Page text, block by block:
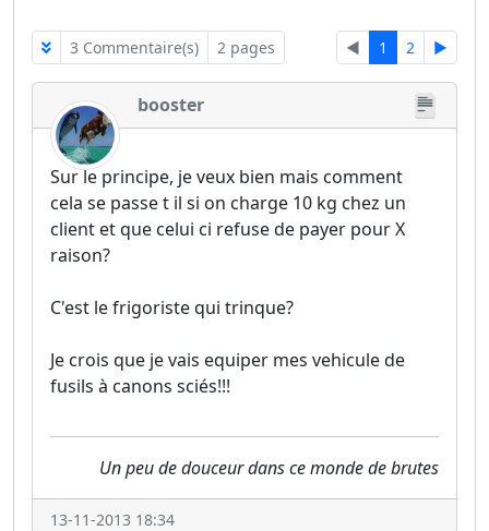
3 Commentaire(s) 2 pages ◄ 1 2 ►
booster
Sur le principe, je veux bien mais comment
cela se passe t il si on charge 10 kg chez un
client et que celui ci refuse de payer pour X
raison?
C'est le frigoriste qui trinque?
Je crois que je vais equiper mes vehicule de
fusils à canons sciés!!!
Un peu de douceur dans ce monde de brutes
13-11-2013 18:34